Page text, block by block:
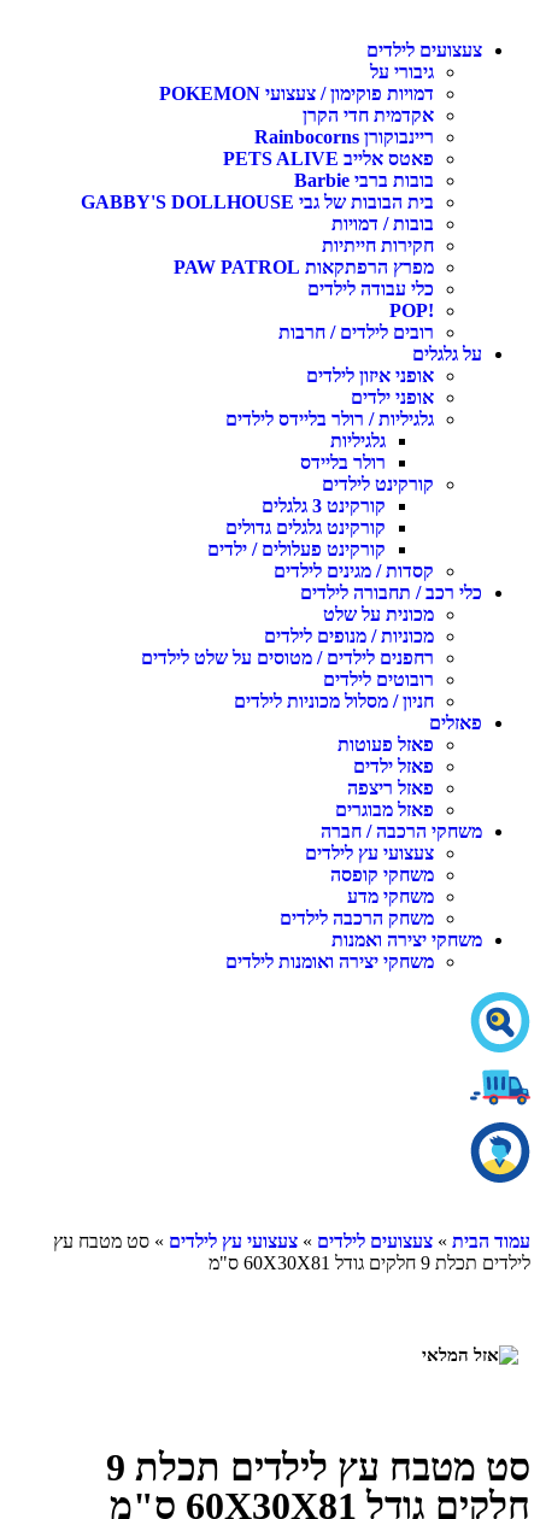
צעצועים לילדים
גיבורי על
דמויות פוקימון / צעצועי POKEMON
אקדמית חדי הקרן
ריינבוקורן Rainbocorns
פאטס אלייב PETS ALIVE
בובות ברבי Barbie
בית הבובות של גבי GABBY'S DOLLHOUSE
בובות / דמויות
חקירות חייתיות
מפרץ הרפתקאות PAW PATROL
כלי עבודה לילדים
!POP
רובים לילדים / חרבות
על גלגלים
אופני איזון לילדים
אופני ילדים
גלגיליות / רולר בליידס לילדים
גלגיליות
רולר בליידס
קורקינט לילדים
קורקינט 3 גלגלים
קורקינט גלגלים גדולים
קורקינט פעלולים / ילדים
קסדות / מגינים לילדים
כלי רכב / תחבורה לילדים
מכונית על שלט
מכוניות / מנופים לילדים
רחפנים לילדים / מטוסים על שלט לילדים
רובוטים לילדים
חניון / מסלול מכוניות לילדים
פאזלים
פאזל פעוטות
פאזל ילדים
פאזל ריצפה
פאזל מבוגרים
משחקי הרכבה / חברה
צעצועי עץ לילדים
משחקי קופסה
משחקי מדע
משחק הרכבה לילדים
משחקי יצירה ואמנות
משחקי יצירה ואומנות לילדים
עמוד הבית » צעצועים לילדים » צעצועי עץ לילדים » סט מטבח עץ
לילדים תכלת 9 חלקים גודל 60X30X81 ס"מ
סט מטבח עץ לילדים תכלת 9
חלקים גודל 60X30X81 ס"מ